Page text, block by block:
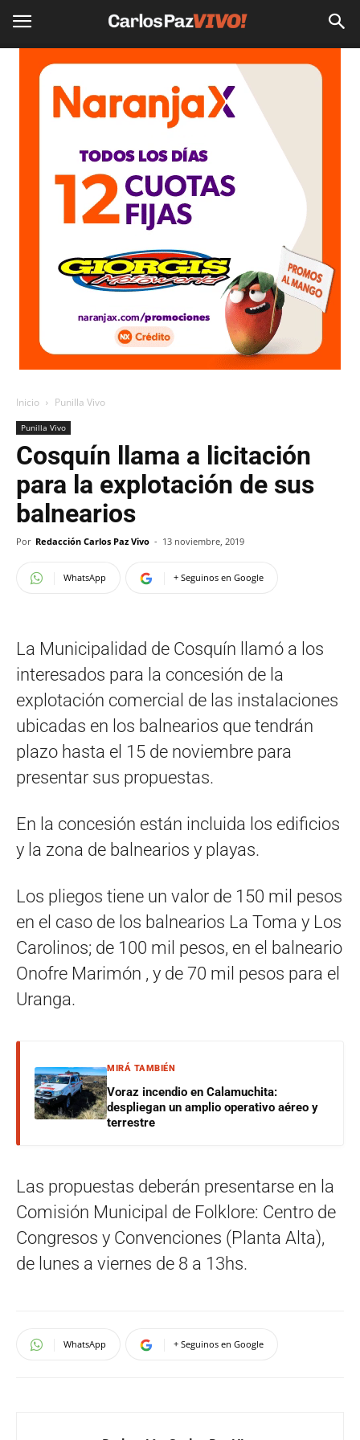
Inicio Punilla Vivo
Punilla Vivo
Cosquín llama a licitación
para la explotación de sus
balnearios
Por Redacción Carlos Paz Vivo - 13 noviembre, 2019
WhatsApp + Seguinos en Google
La Municipalidad de Cosquín llamó a los
interesados para la concesión de la
explotación comercial de las instalaciones
ubicadas en los balnearios que tendrán
plazo hasta el 15 de noviembre para
presentar sus propuestas.
En la concesión están incluida los edificios
y la zona de balnearios y playas.
Los pliegos tiene un valor de 150 mil pesos
en el caso de los balnearios La Toma y Los
Carolinos; de 100 mil pesos, en el balneario
Onofre Marimón , y de 70 mil pesos para el
Uranga.
MIRÁ TAMBIÉN
Voraz incendio en Calamuchita:
despliegan un amplio operativo aéreo y
terrestre
Las propuestas deberán presentarse en la
Comisión Municipal de Folklore: Centro de
Congresos y Convenciones (Planta Alta),
de lunes a viernes de 8 a 13hs.
WhatsApp + Seguinos en Google